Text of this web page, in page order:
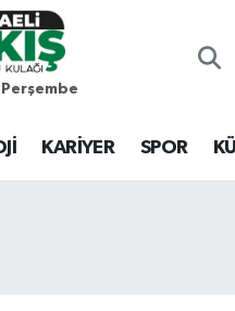
KARİYER SPOR